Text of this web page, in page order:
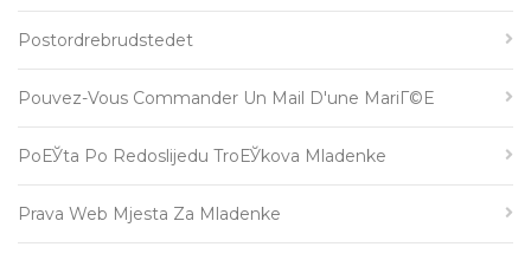
Postordrebrudstedet
Pouvez-Vous Commander Un Mail D'une MariГ©e
PoЕЎta Po Redoslijedu TroЕЎkova Mladenke
Prava Web Mjesta Za Mladenke